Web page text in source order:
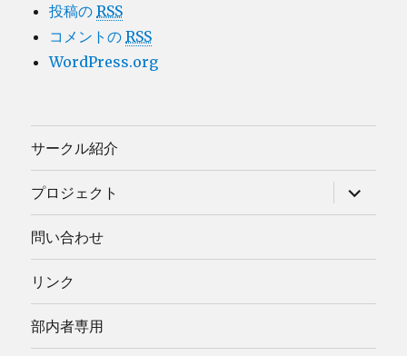
投稿のRSS
コメントのRSS
WordPress.org
サークル紹介
プロジェクト サ
ブ
メ
ー
開
問い合わせ
リンク
部内者専用